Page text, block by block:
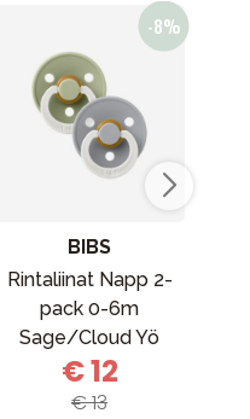
BIBS
Rintaliinat Napp 2-
pack 0-6m
Sage/Cloud Yö
€ 12
€ 13